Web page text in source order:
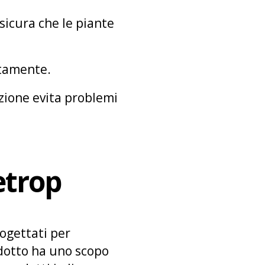
che le piante
evita problemi
per
ha uno scopo